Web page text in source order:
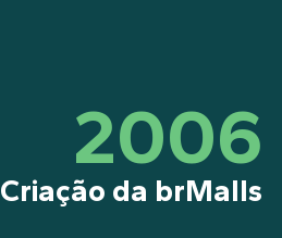
2006
Criação da brMalls